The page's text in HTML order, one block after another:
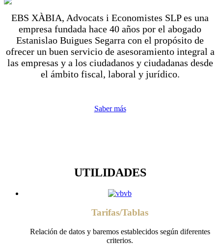
EBS XÀBIA, Advocats i Economistes SLP es una
empresa fundada hace 40 años por el abogado
Estanislao Buigues Segarra con el propósito de
ofrecer un buen servicio de asesoramiento integral a
las empresas y a los ciudadanos y ciudadanas desde
el ámbito fiscal, laboral y jurídico.
Saber más
UTILIDADES
Tarifas/Tablas
Relación de datos y baremos establecidos según diferentes
criterios.